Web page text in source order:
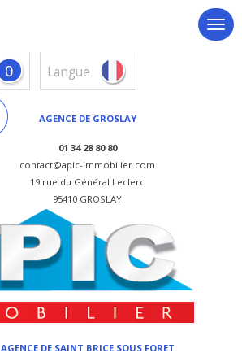
0 Langue
AGENCE DE GROSLAY
01 34 28 80 80
contact@apic-immobilier.com
19 rue du Général Leclerc
95410 GROSLAY
AGENCE DE SAINT BRICE SOUS FORET